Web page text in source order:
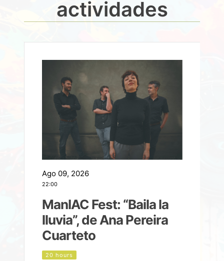
actividades
Ago 09, 2026
22:00
ManIAC Fest: “Baila la
lluvia”, de Ana Pereira
Cuarteto
20 hours